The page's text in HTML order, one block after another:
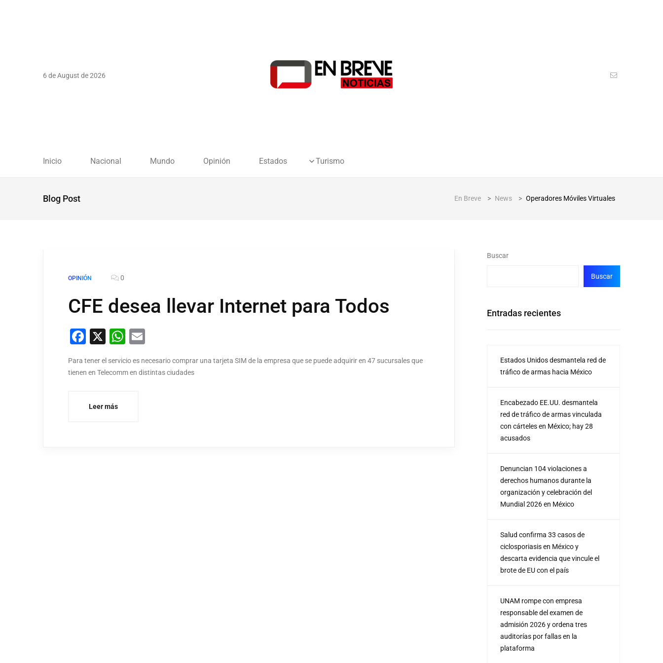
6 de August de 2026
Inicio Nacional Mundo Opinión Estados Turismo
Blog Post En Breve > News > Operadores Móviles Virtuales
OPINIÓN 0
CFE desea llevar Internet para Todos
Facebook
X WhatsApp
Para tener el servicio es necesario comprar una tarjeta SIM de la empresa que se puede adquirir en 47 sucursales que
tienen en Telecomm en distintas ciudades
Leer más
Buscar
Buscar
Entradas recientes
Estados Unidos desmantela red de
tráfico de armas hacia México
Encabezado EE.UU. desmantela
red de tráfico de armas vinculada
con cárteles en México; hay 28
acusados
Denuncian 104 violaciones a
derechos humanos durante la
organización y celebración del
Mundial 2026 en México
Salud confirma 33 casos de
ciclosporiasis en México y
descarta evidencia que vincule el
brote de EU con el país
UNAM rompe con empresa
responsable del examen de
admisión 2026 y ordena tres
auditorías por fallas en la
plataforma